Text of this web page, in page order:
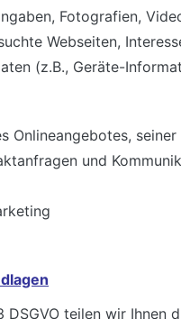
Fotografien,
Webseiten,
(z.B., Geräte-
Onlineangebotes,
und
DSGVO teilen wir